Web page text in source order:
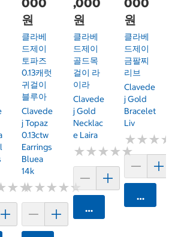
★★
★★
원
클라베
드제이
토파즈
0.13캐럿
귀걸이
블루아
Clavede
J Topaz
0.13ctw
Earrings
Bluea
14k
★★★★★
★★★★★
원
클라베
드제이
골드목
걸이 라
이라
Clavede
J Gold
Necklac
E Laira
★★★★★
★★★★★
카트에 담기
원
클라베
드제이
금팔찌
리브
Clavede
J Gold
Bracelet
Liv
★★★
★★★
카트에